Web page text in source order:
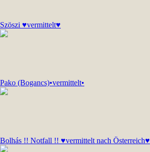
Szöszi ♥vermittelt♥
Pako (Bogancs)•vermittelt•
Bolhás !! Notfall !! ♥vermittelt nach Österreich♥